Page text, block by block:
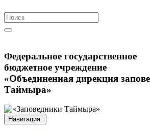
Федеральное государственное
бюджетное учреждение
«Объединенная дирекция
Таймыра»
Навигация: